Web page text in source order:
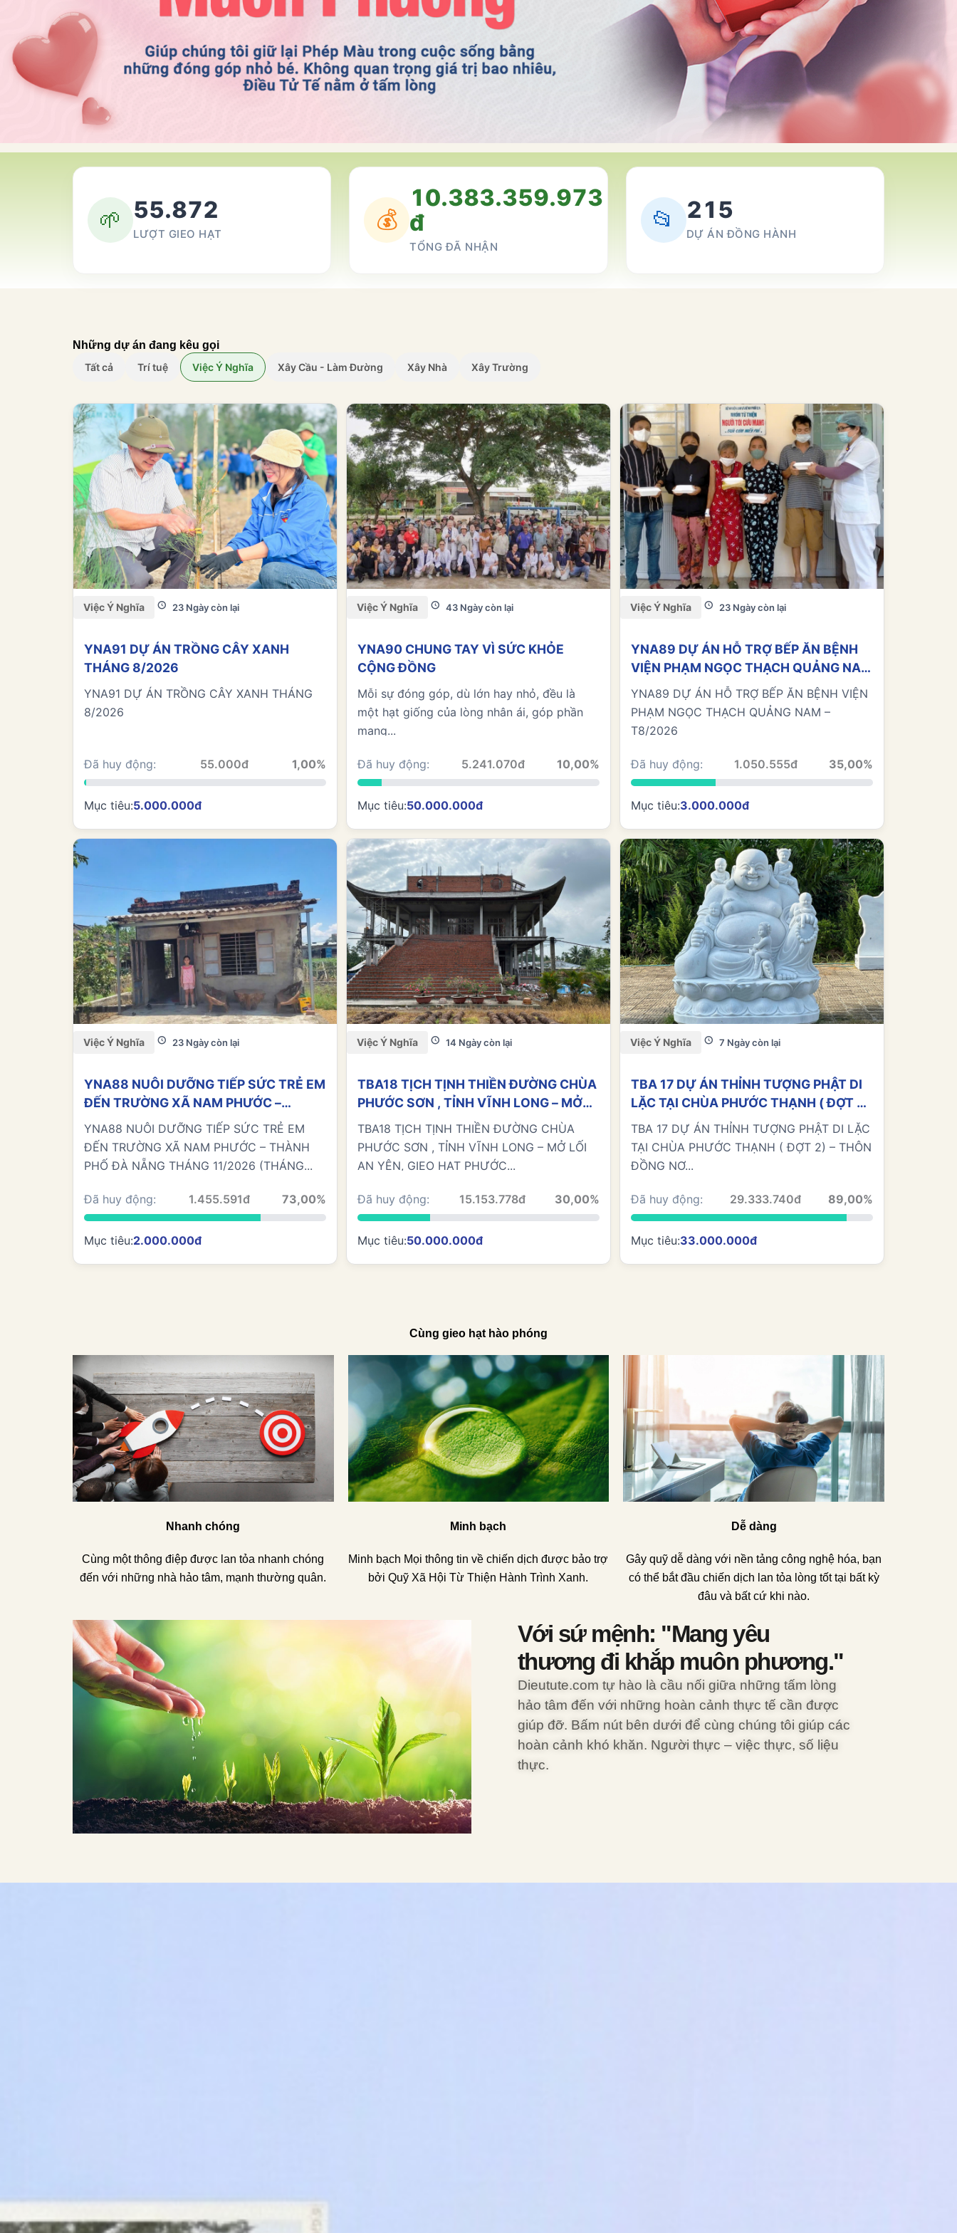
🌱 55.872
LƯỢT GIEO HẠT
💰
10.383.359.973
đ
TỔNG ĐÃ NHẬN
📂 215
DỰ ÁN ĐỒNG HÀNH
Những dự án đang kêu gọi
Tất cả
Trí tuệ Việc Ý Nghĩa Xây Cầu - Làm Đường Xây Nhà Xây Trường
Việc Ý Nghĩa 23 Ngày còn lại
YNA91 DỰ ÁN TRỒNG CÂY XANH
THÁNG 8/2026
YNA91 DỰ ÁN TRỒNG CÂY XANH THÁNG
8/2026
Đã huy động: 55.000đ 1,00%
Mục tiêu:5.000.000đ
Việc Ý Nghĩa 43 Ngày còn lại
YNA90 CHUNG TAY VÌ SỨC KHỎE
CỘNG ĐỒNG
Mỗi sự đóng góp, dù lớn hay nhỏ, đều là
một hạt giống của lòng nhân ái, góp phần
mang...
Đã huy động: 5.241.070đ 10,00%
Mục tiêu:50.000.000đ
Việc Ý Nghĩa 23 Ngày còn lại
YNA89 DỰ ÁN HỖ TRỢ BẾP ĂN BỆNH
VIỆN PHẠM NGỌC THẠCH QUẢNG NAM
– T8/2026
YNA89 DỰ ÁN HỖ TRỢ BẾP ĂN BỆNH VIỆN
PHẠM NGỌC THẠCH QUẢNG NAM –
T8/2026
Đã huy động: 1.050.555đ 35,00%
Mục tiêu:3.000.000đ
Việc Ý Nghĩa 23 Ngày còn lại
YNA88 NUÔI DƯỠNG TIẾP SỨC TRẺ EM
ĐẾN TRƯỜNG XÃ NAM PHƯỚC –
THÀNH PHỐ ĐÀ NẴNG THÁNG 11/2026
(THÁNG THỨ 6)
YNA88 NUÔI DƯỠNG TIẾP SỨC TRẺ EM
ĐẾN TRƯỜNG XÃ NAM PHƯỚC – THÀNH
PHỐ ĐÀ NẴNG THÁNG 11/2026 (THÁNG...
Đã huy động: 1.455.591đ 73,00%
Mục tiêu:2.000.000đ
Việc Ý Nghĩa 14 Ngày còn lại
TBA18 TỊCH TỊNH THIỀN ĐƯỜNG CHÙA
PHƯỚC SƠN , TỈNH VĨNH LONG – MỞ
LỐI AN YÊN, GIEO HẠT PHƯỚC BÁU
TBA18 TỊCH TỊNH THIỀN ĐƯỜNG CHÙA
PHƯỚC SƠN , TỈNH VĨNH LONG – MỞ LỐI
AN YÊN, GIEO HẠT PHƯỚC...
Đã huy động: 15.153.778đ 30,00%
Mục tiêu:50.000.000đ
Việc Ý Nghĩa 7 Ngày còn lại
TBA 17 DỰ ÁN THỈNH TƯỢNG PHẬT DI
LẶC TẠI CHÙA PHƯỚC THẠNH ( ĐỢT 2)
– THÔN ĐỒNG NƠ 4, XÃ TÂN KHAI,
TỈNH ĐỒNG NAI
TBA 17 DỰ ÁN THỈNH TƯỢNG PHẬT DI LẶC
TẠI CHÙA PHƯỚC THẠNH ( ĐỢT 2) – THÔN
ĐỒNG NƠ...
Đã huy động: 29.333.740đ 89,00%
Mục tiêu:33.000.000đ
Cùng gieo hạt hào phóng
Nhanh chóng
Cùng một thông điệp được lan tỏa nhanh chóng
đến với những nhà hảo tâm, mạnh thường quân.
Minh bạch
Minh bạch Mọi thông tin về chiến dịch được bảo trợ
bởi Quỹ Xã Hội Từ Thiện Hành Trình Xanh.
Dễ dàng
Gây quỹ dễ dàng với nền tảng công nghệ hóa, bạn
có thể bắt đầu chiến dịch lan tỏa lòng tốt tại bất kỳ
đâu và bất cứ khi nào.
Với sứ mệnh: "Mang yêu
thương đi khắp muôn phương."
Dieutute.com tự hào là cầu nối giữa những tấm lòng
hảo tâm đến với những hoàn cảnh thực tế cần được
giúp đỡ. Bấm nút bên dưới để cùng chúng tôi giúp các
hoàn cảnh khó khăn. Người thực – việc thực, số liệu
thực.